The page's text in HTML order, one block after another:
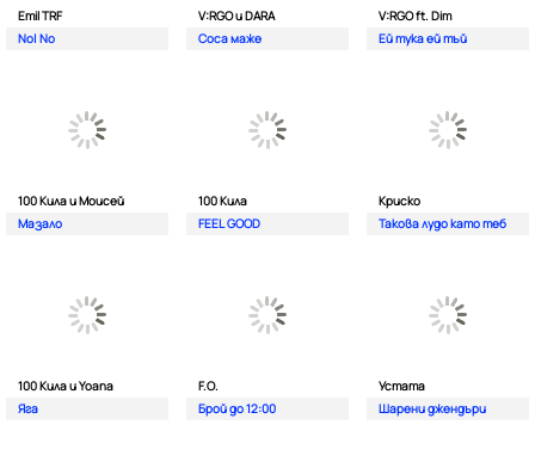
Emil TRF
No| No
V:RGO и DARA
Соса маже
V:RGO ft. Dim
Ей тука ей тъй
100 Кила и Моисей
Мазало
100 Кила
FEEL GOOD
Криско
Такова лудо като теб
100 Кила и Yoana
Яга
F.O.
Брой до 12:00
Устата
Шарени джендъри